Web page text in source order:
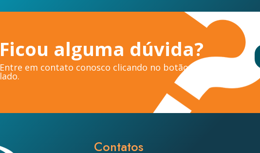
Ficou alguma dúvida?
Entre em contato conosco clicando no botão ao
lado.
Contatos